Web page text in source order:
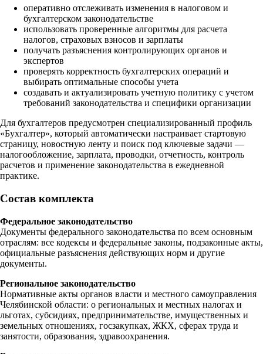
оперативно отслеживать изменения в налоговом и
бухгалтерском законодательстве
использовать проверенные алгоритмы для расчета
налогов, страховых взносов и зарплаты
получать разъяснения контролирующих органов и
экспертов
проверять корректность бухгалтерских операций и
выбирать оптимальные способы учета
создавать и актуализировать учетную политику с учетом
требований законодательства и специфики организации
Для бухгалтеров предусмотрен специализированный профиль
«Бухгалтер», который автоматически настраивает стартовую
страницу, новостную ленту и поиск под ключевые задачи —
налогообложение, зарплата, проводки, отчетность, контроль
расчетов и применение законодательства в ежедневной
практике.
Состав комплекта
Федеральное законодательство
Документы федерального законодательства по всем основным
отраслям: все кодексы и федеральные законы, подзаконные акты,
официальные разъяснения действующих норм и другие
документы.
Региональное законодательство
Нормативные акты органов власти и местного самоуправления
Челябинской области: о региональных и местных налогах и
льготах, субсидиях, предпринимательстве, имущественных и
земельных отношениях, госзакупках, ЖКХ, сферах труда и
занятости, образования, здравоохранения.